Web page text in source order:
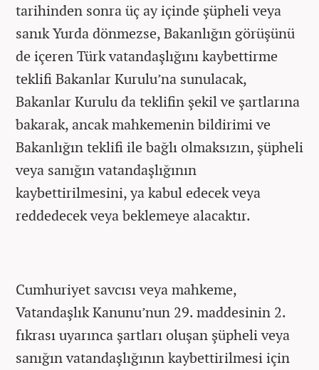
tarihinden sonra üç ay içinde şüpheli veya
sanık Yurda dönmezse, Bakanlığın görüşünü
de içeren Türk vatandaşlığını kaybettirme
teklifi Bakanlar Kurulu’na sunulacak,
Bakanlar Kurulu da teklifin şekil ve şartlarına
bakarak, ancak mahkemenin bildirimi ve
Bakanlığın teklifi ile bağlı olmaksızın, şüpheli
veya sanığın vatandaşlığının
kaybettirilmesini, ya kabul edecek veya
reddedecek veya beklemeye alacaktır.
Cumhuriyet savcısı veya mahkeme,
Vatandaşlık Kanunu’nun 29. maddesinin 2.
fıkrası uyarınca şartları oluşan şüpheli veya
sanığın vatandaşlığının kaybettirilmesi için